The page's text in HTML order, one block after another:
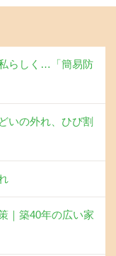
らしく…「簡易防
いの外れ、ひび割
｜築40年の広い家